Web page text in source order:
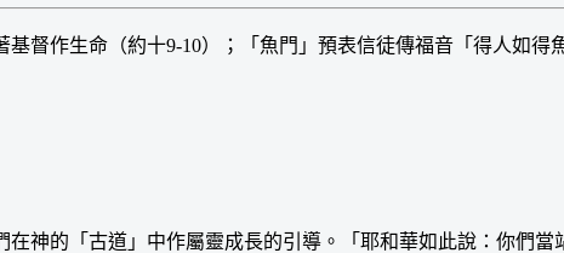
作生命（約十9-10）；「魚門」預表信徒傳福音「得人如得
的「古道」中作屬靈成長的引導。「耶和華如此說：你們當